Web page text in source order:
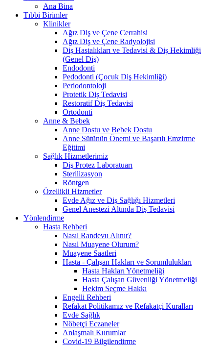
Ana Bina
Tıbbi Birimler
Klinikler
Ağız Diş ve Çene Cerrahisi
Ağız Diş ve Çene Radyolojisi
Diş Hastalıkları ve Tedavisi & Diş Hekimliği
(Genel Diş)
Endodonti
Pedodonti (Çocuk Diş Hekimliği)
Periodontoloji
Protetik Diş Tedavisi
Restoratif Diş Tedavisi
Ortodonti
Anne & Bebek
Anne Dostu ve Bebek Dostu
Anne Sütünün Önemi ve Başarılı Emzirme
Eğitimi
Sağlık Hizmetlerimiz
Diş Protez Laboratuarı
Sterilizasyon
Röntgen
Özellikli Hizmetler
Evde Ağız ve Diş Sağlığı Hizmetleri
Genel Anestezi Altında Diş Tedavisi
Yönlendirme
Hasta Rehberi
Nasıl Randevu Alınır?
Nasıl Muayene Olurum?
Muayene Saatleri
Hasta - Çalışan Hakları ve Sorumlulukları
Hasta Hakları Yönetmeliği
Hasta Çalışan Güvenliği Yönetmeliği
Hekim Seçme Hakkı
Engelli Rehberi
Refakat Politikamız ve Refakatçi Kuralları
Evde Sağlık
Nöbetçi Eczaneler
Anlaşmalı Kurumlar
Covid-19 Bilgilendirme